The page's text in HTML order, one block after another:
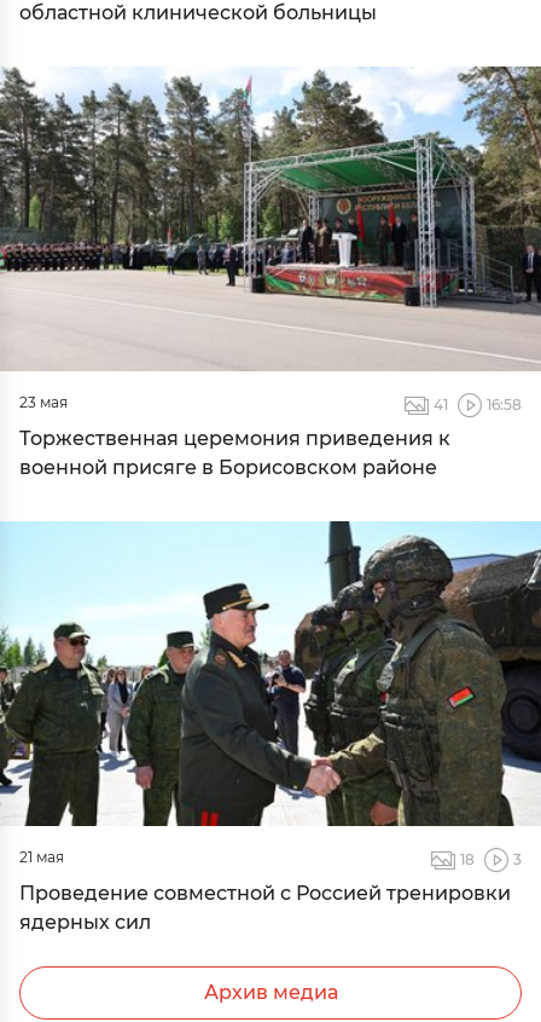
областной клинической больницы
23 мая 41 16:58
Торжественная церемония приведения к
военной присяге в Борисовском районе
21 мая 18 3
Проведение совместной с Россией тренировки
ядерных сил
Архив медиа